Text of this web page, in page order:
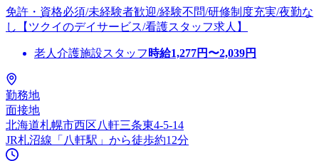
免許・資格必須/未経験者歓迎/経験不問/研修制度充実/夜勤な
し【ツクイのデイサービス/看護スタッフ求人】
老人介護施設スタッフ 時給1,277円〜2,039円
勤務地
面接地
北海道札幌市西区八軒三条東4-5-14
JR札沼線「八軒駅」から徒歩約12分